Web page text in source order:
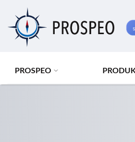
treści
PROSPEO